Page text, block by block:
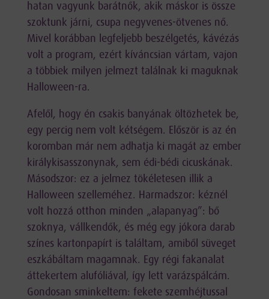
hatan vagyunk barátnők, akik máskor is össze
szoktunk járni, csupa negyvenes-ötvenes nő.
Mivel korábban legfeljebb beszélgetés, kávézás
volt a program, ezért kíváncsian vártam, vajon
a többiek milyen jelmezt találnak ki maguknak
Halloween-ra.
Afelől, hogy én csakis banyának öltözhetek be,
egy percig nem volt kétségem. Először is az én
koromban már nem adhatja ki magát az ember
királykisasszonynak, sem édi-bédi cicuskának.
Másodszor: ez a jelmez tökéletesen illik a
Halloween szelleméhez. Harmadszor: kéznél
volt hozzá otthon minden „alapanyag”: bő
szoknya, vállkendők, és még egy jókora darab
színes kartonpapírt is találtam, amiből süveget
eszkábáltam magamnak. Egy régi fakanalat
áttekertem alufóliával, így lett varázspálcám.
Gondosan sminkeltem: fekete szemhéjtussal